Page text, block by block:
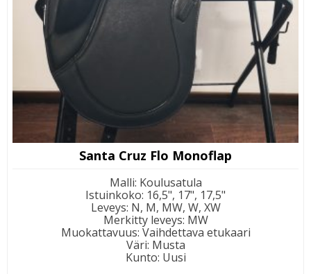
Santa Cruz Flo Monoflap
Malli: Koulusatula
Istuinkoko: 16,5", 17", 17,5"
Leveys: N, M, MW, W, XW
Merkitty leveys: MW
Muokattavuus: Vaihdettava etukaari
Väri: Musta
Kunto: Uusi